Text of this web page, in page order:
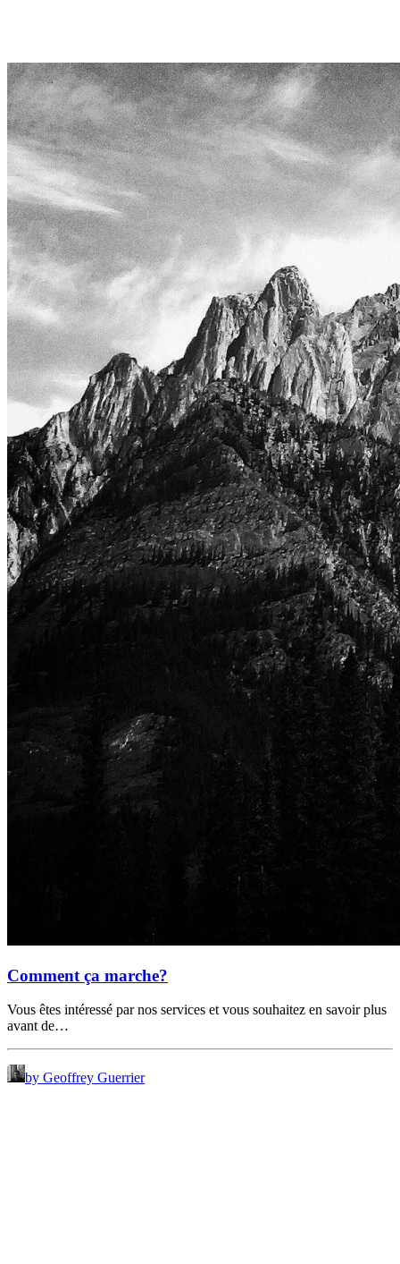
Comment ça marche?
Vous êtes intéressé par nos services et vous souhaitez en savoir plus
avant de…
by Geoffrey Guerrier